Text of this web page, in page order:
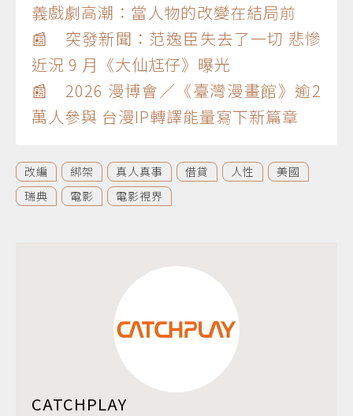
義戲劇高潮：當人物的改變在結局前
📰 突發新聞：范逸臣失去了一切 悲慘
近況 9 月《大仙尪仔》曝光
📰 2026 漫博會／《臺灣漫畫館》逾2
萬人參與 台漫IP轉譯能量寫下新篇章
改編 綁架 真人真事 借貸 人性
美國
瑞典
電影 電影視界
CATCHPLAY